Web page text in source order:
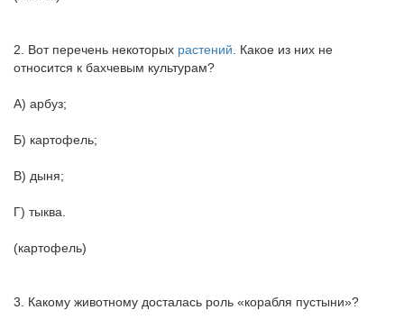
2. Вот перечень некоторых растений . Какое из них не
относится к бахчевым культурам?
А) арбуз;
Б) картофель;
В) дыня;
Г) тыква.
(картофель)
3. Какому животному досталась роль «корабля пустыни»?